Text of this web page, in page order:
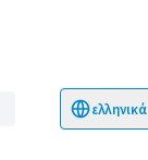
ελληνικά
Choose